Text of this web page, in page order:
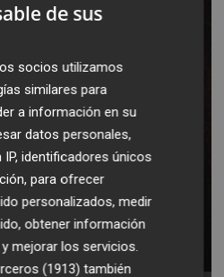
de sus
socios utilizamos
similares para
a información en su
datos personales,
identificadores únicos
para ofrecer
personalizados, medir
obtener información
mejorar los servicios.
(1913) también